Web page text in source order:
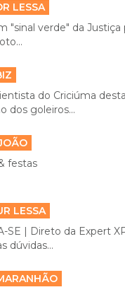
LESSA
"sinal verde" da Justiça
do Criciúma
dos goleiros...
festas
LESSA
SE | Direto da Expert
dúvidas...